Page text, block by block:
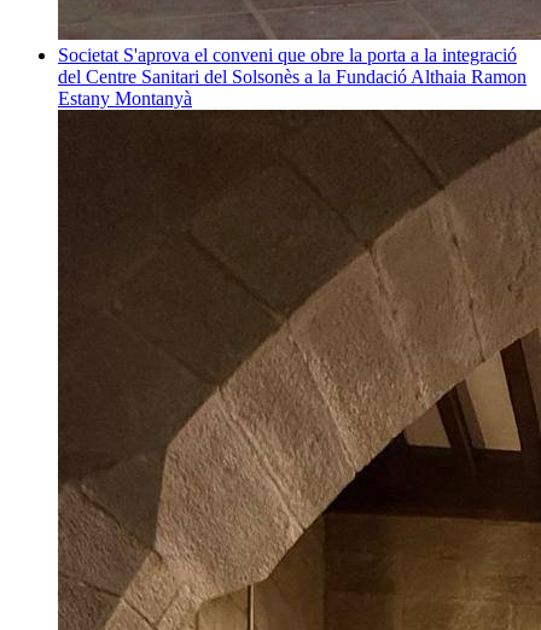
Societat S'aprova el conveni que obre la porta a la integració
del Centre Sanitari del Solsonès a la Fundació Althaia Ramon
Estany Montanyà